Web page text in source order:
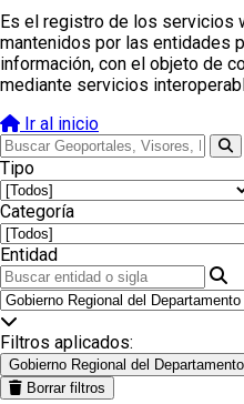
Es el registro de los servicios
mantenidos por las entidades
información, con el objeto de
mediante servicios
Ir al inicio
Tipo
Categoría
Entidad
Filtros aplicados:
Gobierno Regional del
Borrar filtros